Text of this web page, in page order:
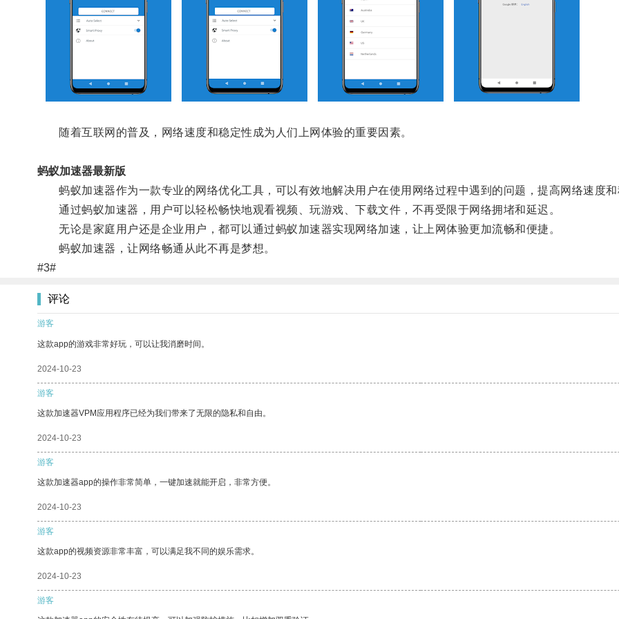
随着互联网的普及，网络速度和稳定性成为人们上网体验的重要因素。
蚂蚁加速器最新版
蚂蚁加速器作为一款专业的网络优化工具，可以有效地解决用户在使用网络过程中遇到的问题，提高网络速度
通过蚂蚁加速器，用户可以轻松畅快地观看视频、玩游戏、下载文件，不再受限于网络拥堵和延迟。
无论是家庭用户还是企业用户，都可以通过蚂蚁加速器实现网络加速，让上网体验更加流畅和便捷。
蚂蚁加速器，让网络畅通从此不再是梦想。
#3#
评论
游客
这款app的游戏非常好玩，可以让我消磨时间。
2024-10-23
游客
这款加速器VPM应用程序已经为我们带来了无限的隐私和自由。
2024-10-23
游客
这款加速器app的操作非常简单，一键加速就能开启，非常方便。
2024-10-23
游客
这款app的视频资源非常丰富，可以满足我不同的娱乐需求。
2024-10-23
游客